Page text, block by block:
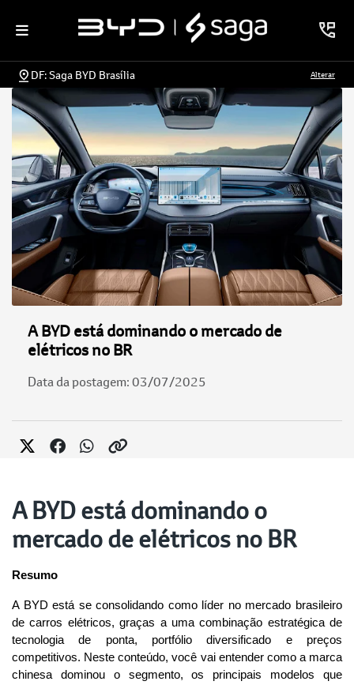
DF: Saga BYD Brasília Alterar
A BYD está dominando o mercado de
elétricos no BR
Data da postagem: 03/07/2025
A BYD está dominando o
mercado de elétricos no BR
Resumo
A BYD está se consolidando como líder no mercado brasileiro
de carros elétricos, graças a uma combinação estratégica de
tecnologia de ponta, portfólio diversificado e preços
competitivos. Neste conteúdo, você vai entender como a marca
chinesa dominou o segmento, os principais modelos que